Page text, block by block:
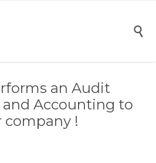

an Audit
Accounting to
company !